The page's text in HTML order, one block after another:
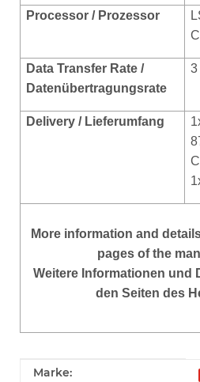
Processor / Prozessor
Data Transfer Rate /
Datenübertragungsrate
3
Delivery / Lieferumfang
Moreinformation and
pages of the
Weitere Informationen und
den Seiten des
Produkteigenschaft
Wert
Marke: